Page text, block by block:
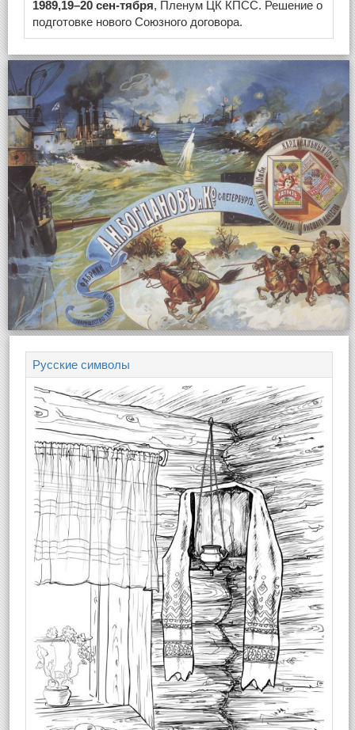
1989,19–20 сен-тября, Пленум ЦК КПСС. Решение о
подготовке нового Союзного договора.
Русские символы